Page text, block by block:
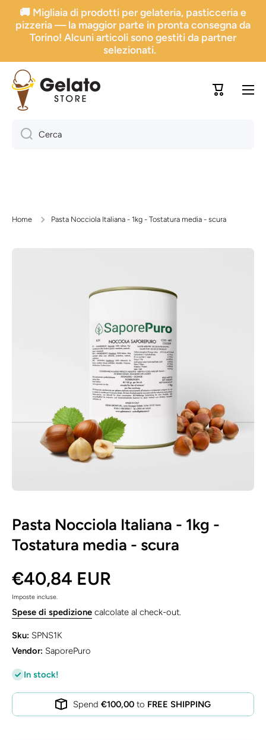
Vai direttamente ai contenuti
🚚 Migliaia di prodotti per gelateria, pasticceria e
pizzeria — la maggior parte in pronta consegna da
Torino! Alcuni articoli sono gestiti da partner
selezionati.
Carrello
Cerca
Home Pasta Nocciola Italiana - 1kg - Tostatura media - scura
Pasta Nocciola Italiana - 1kg -
Tostatura media - scura
€40,84 EUR
Imposte incluse.
Spese di spedizione calcolate al check-out.
Sku: SPNS1K
Vendor: SaporePuro
In stock!
Spend €100,00 to FREE SHIPPING